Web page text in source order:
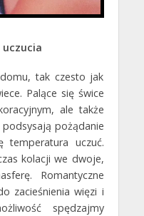
tak czesto jak
Palące się świce
ale także
pożądanie
uczuć.
kolacji we dwoje,
Romantyczne
zacieśnienia więzi i
spędzajmy